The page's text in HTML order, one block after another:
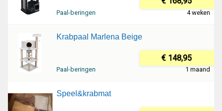
Paal-beringen 4 weken
Krabpaal Marlena Beige
€ 148,95
Paal-beringen 1 maand
Speel&krabmat